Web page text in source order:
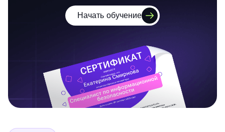
Начать обучение